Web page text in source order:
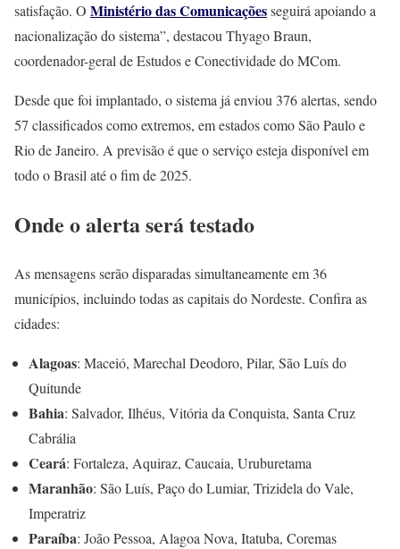
satisfação. O Ministério das Comunicaçõesseguirá apoiando a
nacionalização do sistema”, destacou Thyago Braun,
coordenador-geral de Estudos e Conectividade do MCom.
Desde que foi implantado, o sistema já enviou 376 alertas, sendo
57 classificados como extremos, em estados como São Paulo e
Rio de Janeiro. A previsão é que o serviço esteja disponível em
todo o Brasil até o fim de 2025.
Onde o alerta será testado
As mensagens serão disparadas simultaneamente em 36
municípios, incluindo todas as capitais do Nordeste. Confira as
cidades:
Alagoas: Maceió, Marechal Deodoro, Pilar, São Luís do
Quitunde
Bahia: Salvador, Ilhéus, Vitória da Conquista, Santa Cruz
Cabrália
Ceará: Fortaleza, Aquiraz, Caucaia, Uruburetama
Maranhão: São Luís, Paço do Lumiar, Trizidela do Vale,
Imperatriz
Paraíba: João Pessoa, Alagoa Nova, Itatuba, Coremas